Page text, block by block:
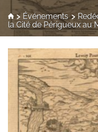
Formation des
Archéologie
Archéologie des
Fouille
Topographie et
Drones
Recherche
Carte des
Liste des opérations
Le Conseil
Insertion dans la
Publications de
Personnel
Bulletin
Contact
Emploi
Événements
la Cité de Périgueux au